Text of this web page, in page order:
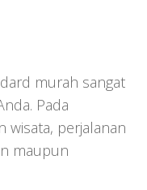
murah sangat
Pada
wisata, perjalanan
maupun